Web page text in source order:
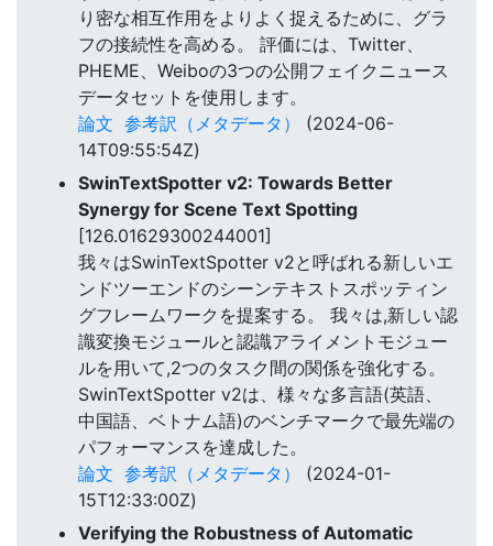
り密な相互作用をよりよく捉えるために、グラ
フの接続性を高める。 評価には、Twitter、
PHEME、Weiboの3つの公開フェイクニュース
データセットを使用します。
論文 参考訳（メタデータ）
(2024-06-
14T09:55:54Z)
SwinTextSpotter v2: Towards Better
Synergy for Scene Text Spotting
[126.01629300244001]
我々はSwinTextSpotter v2と呼ばれる新しいエ
ンドツーエンドのシーンテキストスポッティン
グフレームワークを提案する。 我々は,新しい認
識変換モジュールと認識アライメントモジュー
ルを用いて,2つのタスク間の関係を強化する。
SwinTextSpotter v2は、様々な多言語(英語、
中国語、ベトナム語)のベンチマークで最先端の
パフォーマンスを達成した。
論文 参考訳（メタデータ）
(2024-01-
15T12:33:00Z)
Verifying the Robustness of Automatic